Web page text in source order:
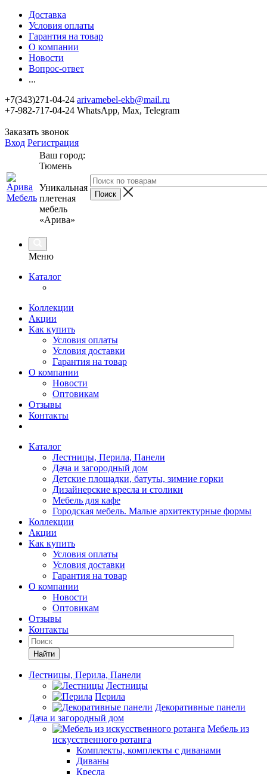
Доставка
Условия оплаты
Гарантия на товар
О компании
Новости
Вопрос-ответ
...
+7(343)271-04-24 arivamebel-ekb@mail.ru
+7-982-717-04-24 WhatsApp, Max, Telegram
Заказать звонок
Вход Регистрация
Ваш город:
Тюмень
Уникальная
плетеная
мебель
«Арива»
Меню
Каталог
Коллекции
Акции
Как купить
Условия оплаты
Условия доставки
Гарантия на товар
О компании
Новости
Оптовикам
Отзывы
Контакты
Каталог
Лестницы, Перила, Панели
Дача и загородный дом
Детские площадки, батуты, зимние горки
Дизайнерские кресла и столики
Мебель для кафе
Городская мебель. Малые архитектурные формы
Коллекции
Акции
Как купить
Условия оплаты
Условия доставки
Гарантия на товар
О компании
Новости
Оптовикам
Отзывы
Контакты
Найти
Лестницы, Перила, Панели
Лестницы
Перила
Декоративные панели
Дача и загородный дом
Мебель из
искусственного ротанга
Комплекты, комплекты с диванами
Диваны
Кресла